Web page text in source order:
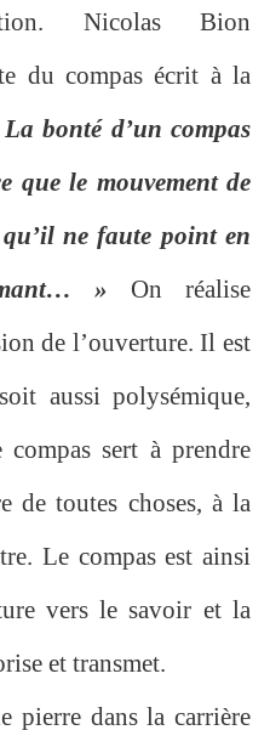
Nicolas Bion
du compas écrit à la
bonté d’un compas
que le mouvement de
ne faute point en
» On réalise
de l’ouverture. Il est
aussi polysémique,
sert à prendre
de toutes choses, à la
Le compas est ainsi
vers le savoir et la
et transmet.
pierre dans la carrière